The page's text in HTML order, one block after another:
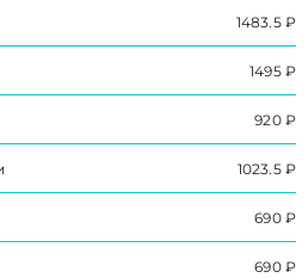
1483.5 ₽
1495 ₽
920 ₽
1023.5 ₽
690 ₽
690 ₽